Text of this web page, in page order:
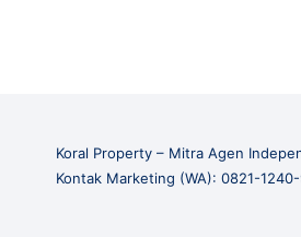
Koral Property – Mitra Agen
Kontak Marketing (WA): 0821-